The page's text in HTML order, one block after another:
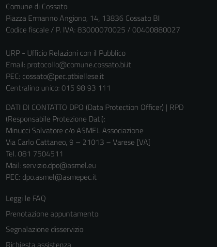
Comune di Cossato
Piazza Ermanno Angiono, 14, 13836 Cossato BI
Codice fiscale / P. IVA: 83000070025 / 00400880027
URP - Ufficio Relazioni con il Pubblico
Email: protocollo@comune.cossato.bi.it
PEC: cossato@pec.ptbiellese.it
Centralino unico: 015 98 93 111
DATI DI CONTATTO DPO (Data Protection Officer) | RPD
(Responsabile Protezione Dati):
Minucci Salvatore c/o ASMEL Associazione
Via Carlo Cattaneo, 9 – 21013 – Varese [VA]
Tel. 081 7504511
Mail: servizio.dpo@asmel.eu
PEC: dpo.asmel@asmepec.it
Leggi le FAQ
Prenotazione appuntamento
Segnalazione disservizio